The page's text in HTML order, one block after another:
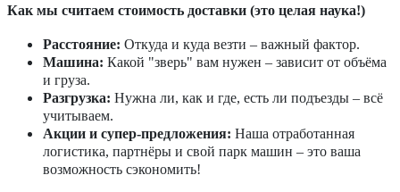
Как мы считаем стоимость доставки (это целая наука!)
Расстояние: Откуда и куда везти – важный фактор.
Машина: Какой "зверь" вам нужен – зависит от объёма
и груза.
Разгрузка: Нужна ли, как и где, есть ли подъезды – всё
учитываем.
Акции и супер-предложения: Наша отработанная
логистика, партнёры и свой парк машин – это ваша
возможность сэкономить!